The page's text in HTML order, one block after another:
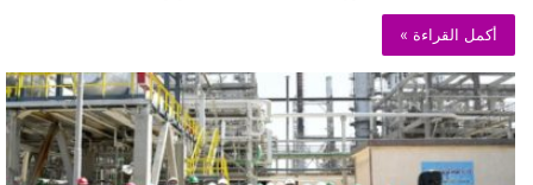
أكمل القراءة »